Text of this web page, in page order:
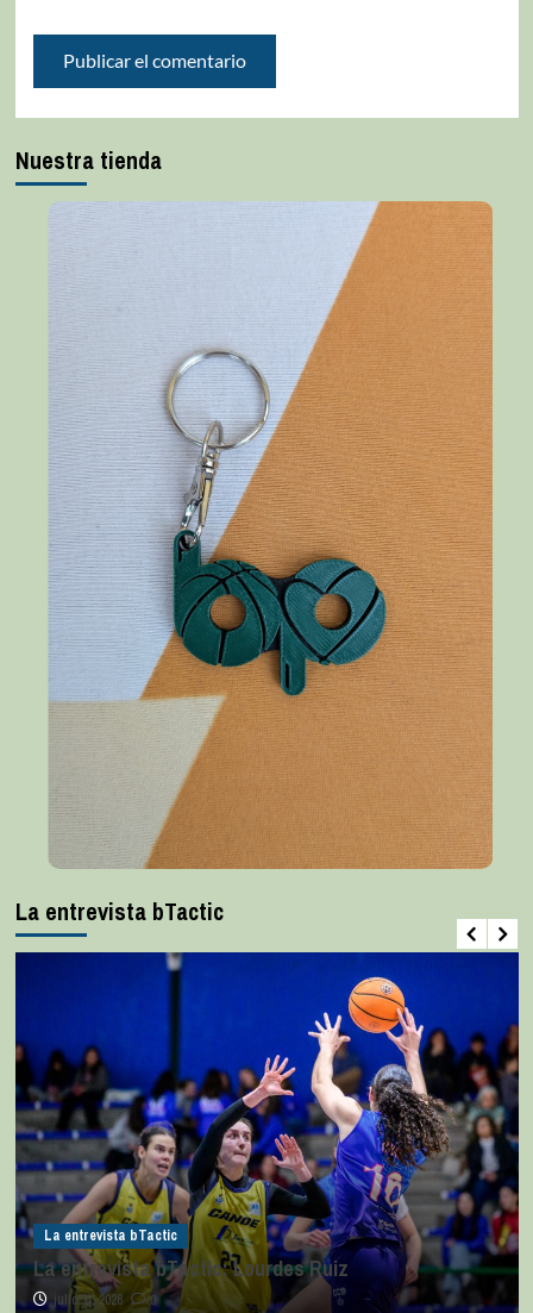
Nuestra tienda
La entrevista bTactic
La entrevista bTactic
La entrevista bTactic: Lourdes Ruiz
julio 11, 2026 0